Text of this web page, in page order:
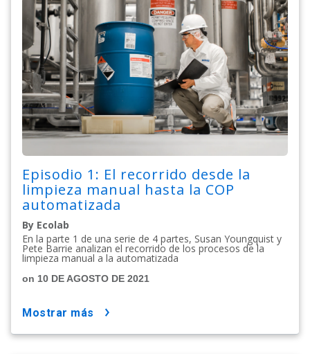
Episodio 1: El recorrido desde la
limpieza manual hasta la COP
automatizada
By Ecolab
En la parte 1 de una serie de 4 partes, Susan Youngquist y
Pete Barrie analizan el recorrido de los procesos de la
limpieza manual a la automatizada
on 10 DE AGOSTO DE 2021
mostrar más